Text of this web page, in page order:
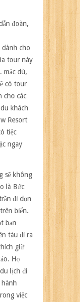
đoàn,
cho
tour này
mặc dù,
có tour
cho các
khách
Resort
tiệc
ngay
sẽ không
là Bức
đi dọn
biển.
bạn
tàu đi ra
giữ
Họ
lịch đi
hành
việc